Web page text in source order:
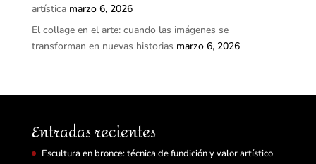
artística marzo 6, 2026
El collage en el arte: cuando las imágenes se
transforman en nuevas historias marzo 6, 2026
Entradas recientes
Escultura en bronce: técnica de fundición y valor artístico